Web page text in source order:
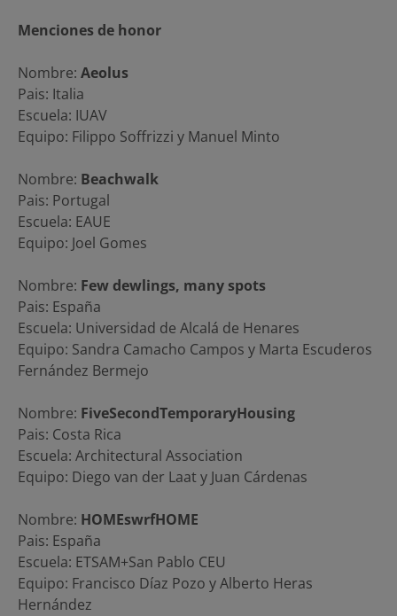
Menciones de honor
Nombre: Aeolus
Pais: Italia
Escuela: IUAV
Equipo: Filippo Soffrizzi y Manuel Minto
Nombre: Beachwalk
Pais: Portugal
Escuela: EAUE
Equipo: Joel Gomes
Nombre: Few dewlings, many spots
Pais: España
Escuela: Universidad de Alcalá de Henares
Equipo: Sandra Camacho Campos y Marta Escuderos
Fernández Bermejo
Nombre: FiveSecondTemporaryHousing
Pais: Costa Rica
Escuela: Architectural Association
Equipo: Diego van der Laat y Juan Cárdenas
Nombre: HOMEswrfHOME
Pais: España
Escuela: ETSAM+San Pablo CEU
Equipo: Francisco Díaz Pozo y Alberto Heras
Hernández